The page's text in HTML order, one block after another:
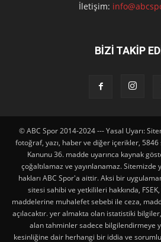
İletişim:
BİZİ TAKİP
© ABC Spor 2014-2024 --- Yasal Uyarı:
fotoğraf, yazı, haber ve diğer içerikler, 5846
Kanunu 36. madde uyarınca kaynak
çoğaltılamaz ve yayınlanamaz. Sitemizde
hakları ABC Spor'a aittir. Aksi bir
sitesi sahibi ve yetkilileri hakkında, FSEK,
maddelerine muhalefet sebebi ile ceza,
açılacaktır. yer almakta olan istatistiki
alan tahminler sadece bilgilendirmeye
kesinliğine dair herhangi bir iddia ve